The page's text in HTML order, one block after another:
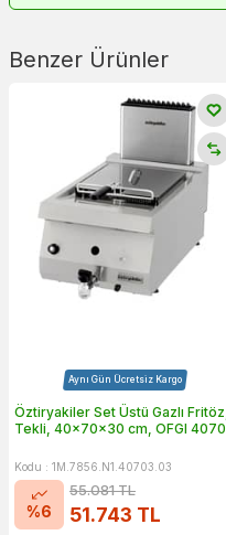
Benzer Ürünler
Aynı Gün Ücretsiz Kargo
Öztiryakiler Set Üstü Gazlı Fritöz,
Tekli, 40x70x30 cm, OFGI 4070
Kodu : 1M.7856.N1.40703.03
%6
55.081TL
51.743 TL